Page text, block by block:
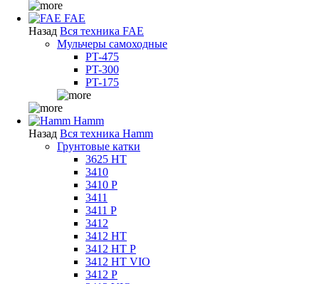
FAE
Назад Вся техника FAE
Мульчеры самоходные
PT-475
PT-300
PT-175
Hamm
Назад Вся техника Hamm
Грунтовые катки
3625 HT
3410
3410 P
3411
3411 P
3412
3412 HT
3412 HT P
3412 HT VIO
3412 P